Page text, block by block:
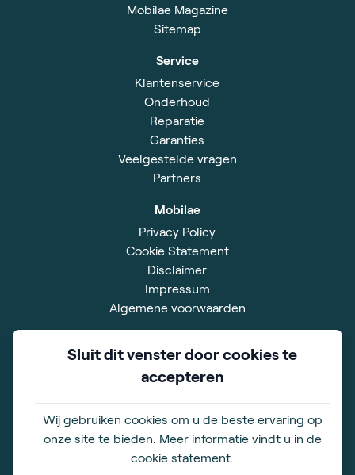
Mobilae Magazine
Sitemap
Service
Klantenservice
Onderhoud
Reparatie
Garanties
Veelgestelde vragen
Partners
Mobilae
Privacy Policy
Cookie Statement
Disclaimer
Impressum
Algemene voorwaarden
Xavier De Cocklaan 42
9831 Deurle
BE 0828.528.567
Openingstijden
ma. t/m vr. 09.00-17.00 uur
Sluit dit venster door cookies te
accepteren
Wij gebruiken cookies om u de beste ervaring op
onze site te bieden. Meer informatie vindt u in de
cookie statement.